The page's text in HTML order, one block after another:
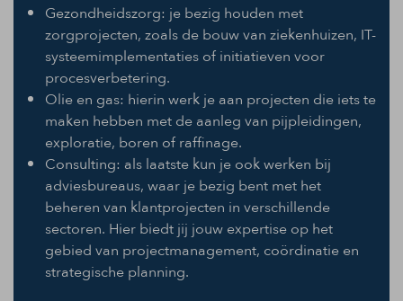
Gezondheidszorg: je bezig houden met
zorgprojecten, zoals de bouw van ziekenhuizen, IT-
systeemimplementaties of initiatieven voor
procesverbetering.
Olie en gas: hierin werk je aan projecten die iets te
maken hebben met de aanleg van pijpleidingen,
exploratie, boren of raffinage.
Consulting: als laatste kun je ook werken bij
adviesbureaus, waar je bezig bent met het
beheren van klantprojecten in verschillende
sectoren. Hier biedt jij jouw expertise op het
gebied van projectmanagement, coördinatie en
strategische planning.